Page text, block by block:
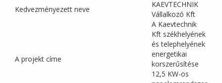
Kedvezményezett neve
KAEVTECHNIK
Vállalkozó Kft
A projekt címe
A Kaevtechnik
Kft székhelyének
és telephelyének
energetikai
korszerűsítése
12,5 KW-os